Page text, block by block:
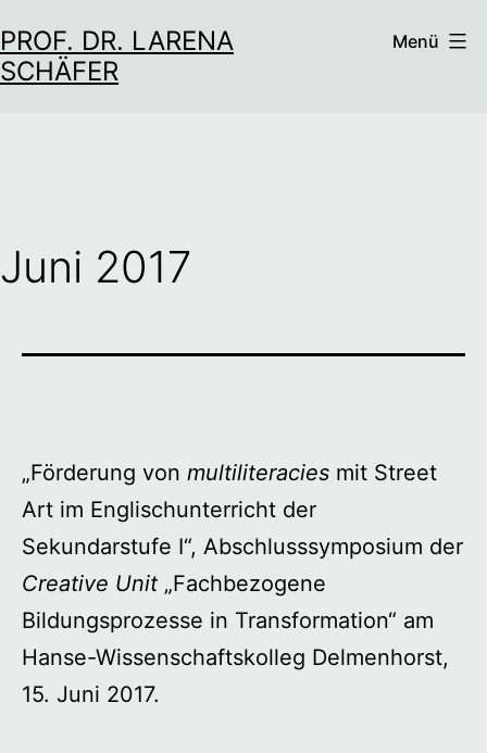
Inhalt
springen
PROF. DR. LARENA
SCHÄFER
Menü
Juni 2017
„Förderung von multiliteracies mit Street
Art im Englischunterricht der
Sekundarstufe I“, Abschlusssymposium der
Creative Unit „Fachbezogene
Bildungsprozesse in Transformation“ am
Hanse-Wissenschaftskolleg Delmenhorst,
15. Juni 2017.